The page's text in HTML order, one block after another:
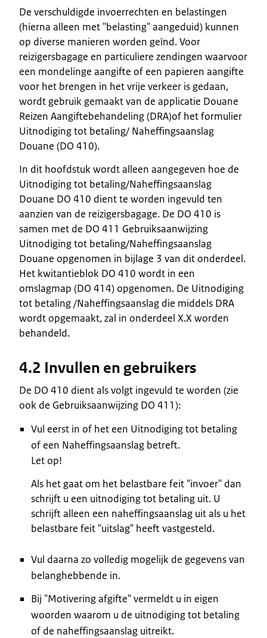
De verschuldigde invoerrechten en belastingen
(hierna alleen met "belasting" aangeduid) kunnen
op diverse manieren worden geïnd. Voor
reizigersbagage en particuliere zendingen waarvoor
een mondelinge aangifte of een papieren aangifte
voor het brengen in het vrije verkeer is gedaan,
wordt gebruik gemaakt van de applicatie Douane
Reizen Aangiftebehandeling (DRA)of het formulier
Uitnodiging tot betaling/ Naheffingsaanslag
Douane (DO 410).
In dit hoofdstuk wordt alleen aangegeven hoe de
Uitnodiging tot betaling/Naheffingsaanslag
Douane DO 410 dient te worden ingevuld ten
aanzien van de reizigersbagage. De DO 410 is
samen met de DO 411 Gebruiksaanwijzing
Uitnodiging tot betaling/Naheffingsaanslag
Douane opgenomen in bijlage 3 van dit onderdeel.
Het kwitantieblok DO 410 wordt in een
omslagmap (DO 414) opgenomen. De Uitnodiging
tot betaling /Naheffingsaanslag die middels DRA
wordt opgemaakt, zal in onderdeel X.X worden
behandeld.
4.2 Invullen en gebruikers
De DO 410 dient als volgt ingevuld te worden (zie
ook de Gebruiksaanwijzing DO 411):
Vul eerst in of het een Uitnodiging tot betaling
of een Naheffingsaanslag betreft.
Let op!
Als het gaat om het belastbare feit "invoer" dan
schrijft u een uitnodiging tot betaling uit. U
schrijft alleen een naheffingsaanslag uit als u het
belastbare feit "uitslag" heeft vastgesteld.
Vul daarna zo volledig mogelijk de gegevens van
belanghebbende in.
Bij "Motivering afgifte" vermeldt u in eigen
woorden waarom u de uitnodiging tot betaling
of de naheffingsaanslag uitreikt.